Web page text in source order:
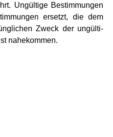
Ungül­tige Bestim­mun­gen
ersetzt, die dem
Zweck der ungül­ti­
nahe­kom­men.